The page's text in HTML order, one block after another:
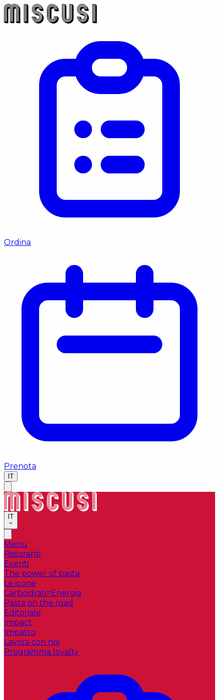
Ordina
Prenota
IT
IT
Menu
Ristoranti
Eventi
The power of pasta
Le icone
Carboidrati=Energia
Pasta on the road
Editoriale
Impact
Impatto
Lavora con noi
Programma loyalty